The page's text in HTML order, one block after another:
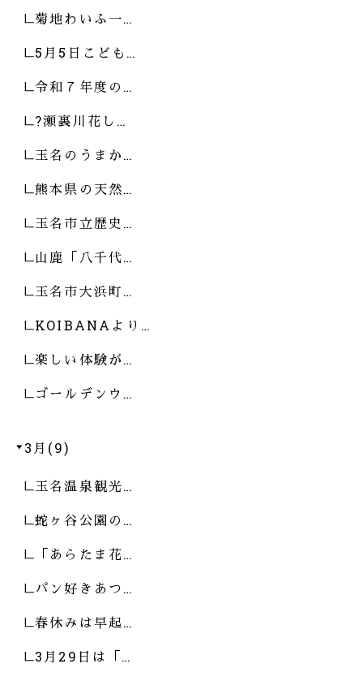
菊地わいふ一…
5月5日こども…
令和７年度の…
?瀬裏川花し…
玉名のうまか…
熊本県の天然…
玉名市立歴史…
山鹿「八千代…
玉名市大浜町…
KOIBANAより…
楽しい体験が…
ゴールデンウ…
3月(9)
玉名温泉観光…
蛇ヶ谷公園の…
「あらたま花…
パン好きあつ…
春休みは早起…
3月29日は「…